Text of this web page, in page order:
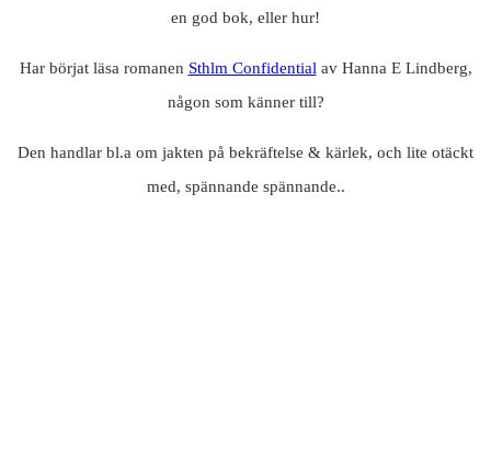
en god bok, eller hur!
Har börjat läsa romanen Sthlm Confidentialav Hanna E Lindberg,
någon som känner till?
Den handlar bl.a om jakten på bekräftelse & kärlek, och lite otäckt
med, spännande spännande..